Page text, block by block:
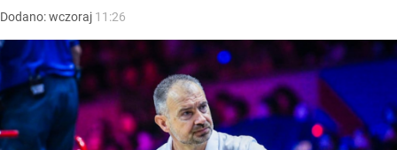
Dodano:wczoraj 11:26